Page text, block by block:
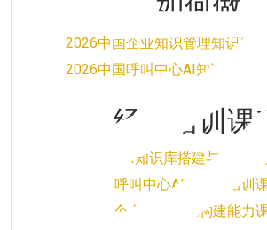
2026中国企业知识管理知识库5
2026中国呼叫中心AI知识库的5
经典培训课
企业AI知识库搭建与运营培
呼叫中心AI知识库培训
个人知识体系构建能力课